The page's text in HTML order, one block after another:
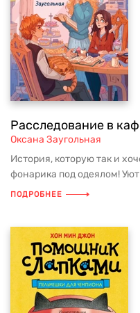
Расследование в
Оксана Заугольная
История, которую так и
фонарика под одеялом!
ПОДРОБНЕЕ